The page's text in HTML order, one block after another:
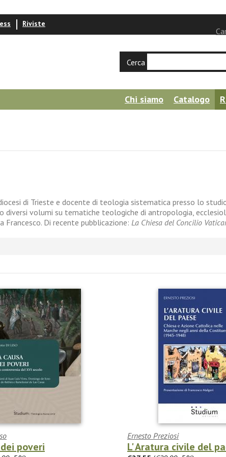
Riviste
Cerca
Chi siamo Catalogo
di Trieste e docente di teologia sistematica presso lo
diversi volumi su tematiche teologiche di antropologia,
Di recente pubblicazione: La Chiesa del Concilio
poveri
Ernesto Preziosi
L' Aratura civile del